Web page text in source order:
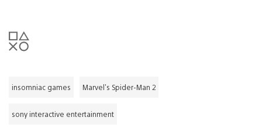
insomniac games Marvel's Spider-Man 2
sony interactive entertainment